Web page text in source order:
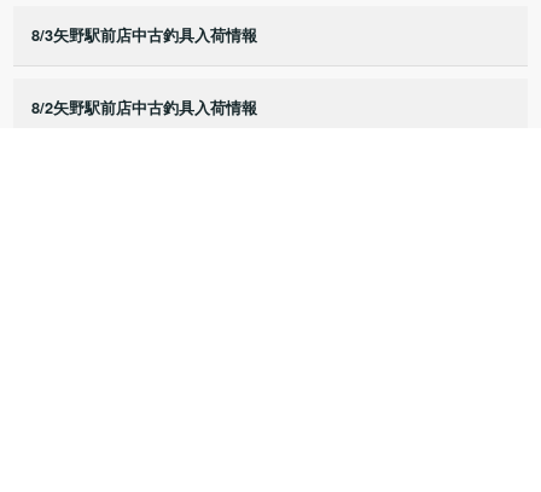
8/3矢野駅前店中古釣具入荷情報
8/2矢野駅前店中古釣具入荷情報